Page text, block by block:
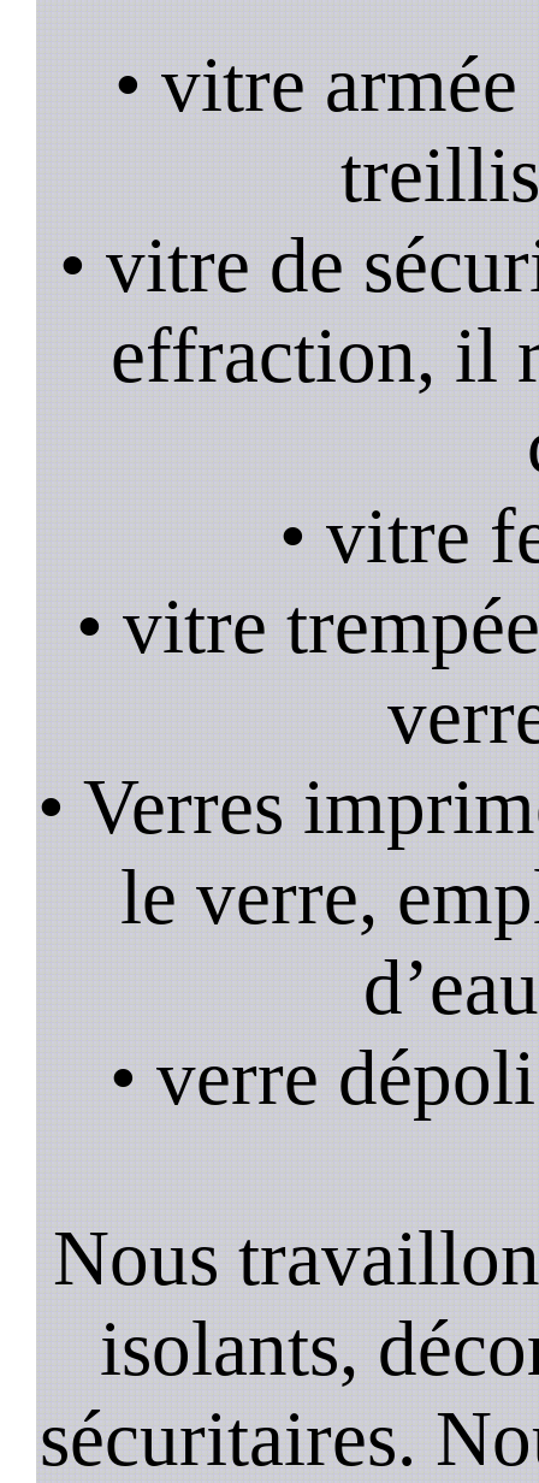
• vitre
• vitre de
effraction, il
• vitre
• vitre
• Verres
le verre,
• verre
Nous
isolants,
sécuritaires.